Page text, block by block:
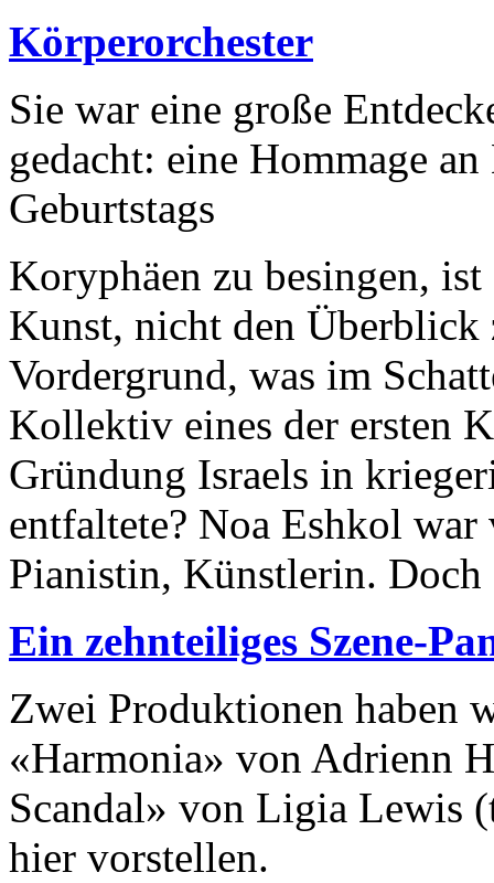
Körperorchester
Sie war eine große
gedacht: eine Hommage
Geburtstags
Koryphäen zu besingen,
Kunst, nicht den Überblick
Vordergrund, was im
Kollektiv eines der ersten
Gründung Israels in
entfaltete? Noa Eshkol
Pianistin, Künstlerin. Doch
Ein zehnteiliges Szene-
Zwei Produktionen haben
«Harmonia» von Adrienn
Scandal» von Ligia Lewis
hier vorstellen.